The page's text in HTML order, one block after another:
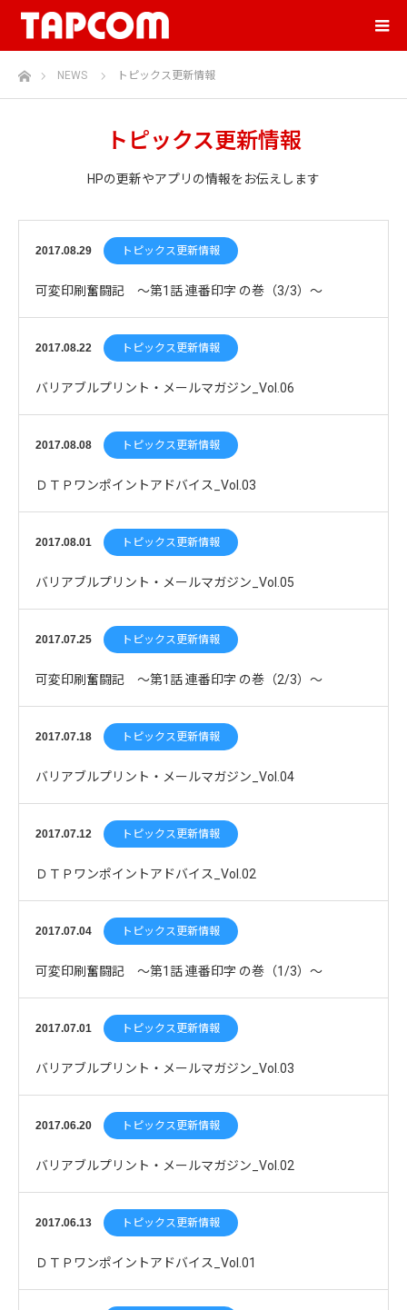
ホームNEWS トピックス更新情報
トピックス更新情報
HPの更新やアプリの情報をお伝えします
2017.08.29 トピックス更新情報
可変印刷奮闘記 ～第1話 連番印字 の巻（3/3）～
2017.08.22 トピックス更新情報
バリアブルプリント・メールマガジン_Vol.06
2017.08.08 トピックス更新情報
ＤＴＰワンポイントアドバイス_Vol.03
2017.08.01 トピックス更新情報
バリアブルプリント・メールマガジン_Vol.05
2017.07.25 トピックス更新情報
可変印刷奮闘記 ～第1話 連番印字 の巻（2/3）～
2017.07.18 トピックス更新情報
バリアブルプリント・メールマガジン_Vol.04
2017.07.12 トピックス更新情報
ＤＴＰワンポイントアドバイス_Vol.02
2017.07.04 トピックス更新情報
可変印刷奮闘記 ～第1話 連番印字 の巻（1/3）～
2017.07.01 トピックス更新情報
バリアブルプリント・メールマガジン_Vol.03
2017.06.20 トピックス更新情報
バリアブルプリント・メールマガジン_Vol.02
2017.06.13 トピックス更新情報
ＤＴＰワンポイントアドバイス_Vol.01